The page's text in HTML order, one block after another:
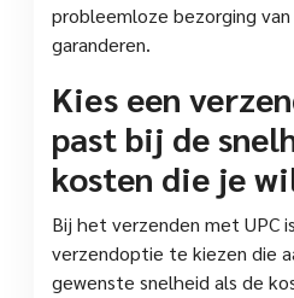
probleemloze bezorging
garanderen.
Kies een
past bij de
kosten die je
Bij het verzenden met UPC
verzendoptie te kiezen die
gewenste snelheid als de